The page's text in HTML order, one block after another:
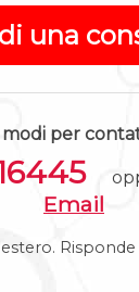
una
per
Email